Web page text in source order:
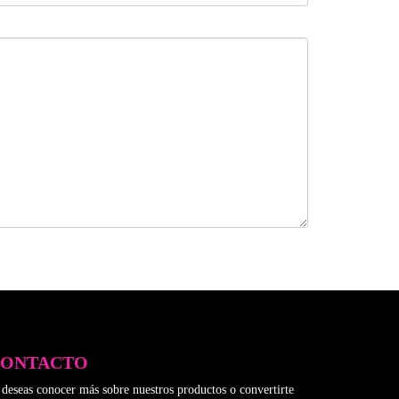
conocer más sobre nuestros productos o convertirte